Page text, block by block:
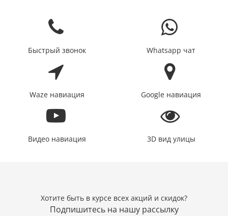
Быстрый звонок Whatsapp чат
Waze навиация Google навиация
Видео навиация 3D вид улицы
Хотите быть в курсе всех акций и скидок?
Подпишитесь на нашу рассылку